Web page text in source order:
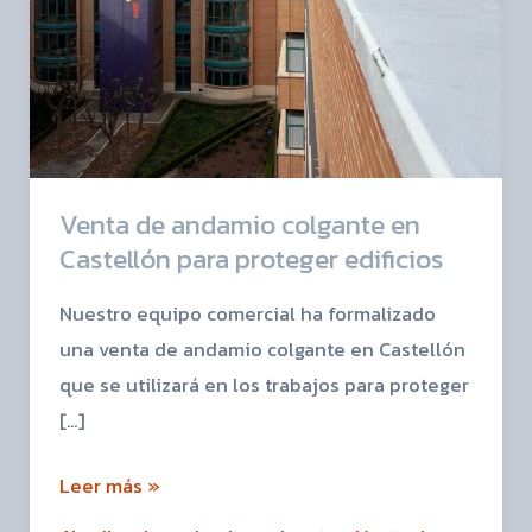
Venta de andamio colgante en
Castellón para proteger edificios
Nuestro equipo comercial ha formalizado
una venta de andamio colgante en Castellón
que se utilizará en los trabajos para proteger
[…]
para
proteger
edificios
Leer más »